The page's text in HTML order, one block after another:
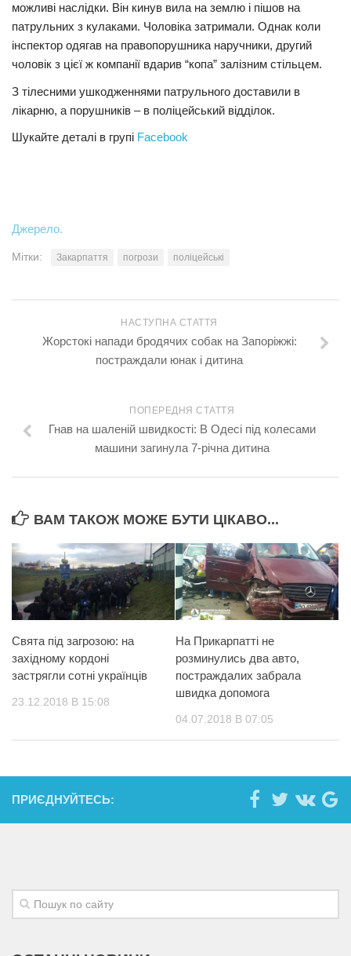
можливі наслідки. Він кинув вила на землю і пішов на
патрульних з кулаками. Чоловіка затримали. Однак коли
інспектор одягав на правопорушника наручники, другий
чоловік з цієї ж компанії вдарив “копа” залізним стільцем.
З тілесними ушкодженнями патрульного доставили в
лікарню, а порушників – в поліцейський відділок.
Шукайте деталі в групі Facebook
Джерело.
Мітки: Закарпаття погрози поліцейські
НАСТУПНА СТАТТЯ
Жорстокі напади бродячих собак на Запоріжжі:
постраждали юнак і дитина
ПОПЕРЕДНЯ СТАТТЯ
Гнав на шаленій швидкості: В Одесі під колесами
машини загинула 7-річна дитина
ВАМ ТАКОЖ МОЖЕ БУТИ ЦІКАВО...
Свята під загрозою: на
західному кордоні
застрягли сотні українців
23.12.2018 В 15:08
На Прикарпатті не
розминулись два авто,
постраждалих забрала
швидка допомога
04.07.2018 В 07:05
ПРИЄДНУЙТЕСЬ: